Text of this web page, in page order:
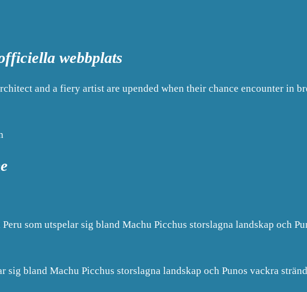
webbplats
and a fiery artist are upended when their chance encounter in
som utspelar sig bland Machu Picchus storslagna landskap och
bland Machu Picchus storslagna landskap och Punos vackra